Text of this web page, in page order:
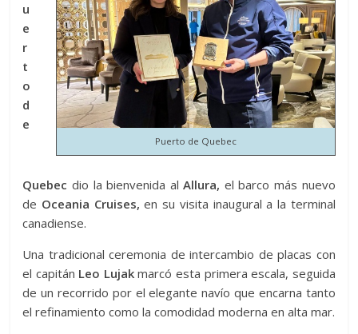
Puerto de Quebec
u
e
r
t
o
d
e
Quebec dio la bienvenida alAllura, el barco más nuevo
de Oceania Cruises, en su visita inaugural a la terminal
canadiense.
Una tradicional ceremonia de intercambio de placas con
el capitán Leo Lujakmarcó esta primera escala, seguida
de un recorrido por el elegante navío que encarna tanto
el refinamiento como la comodidad moderna en alta mar.